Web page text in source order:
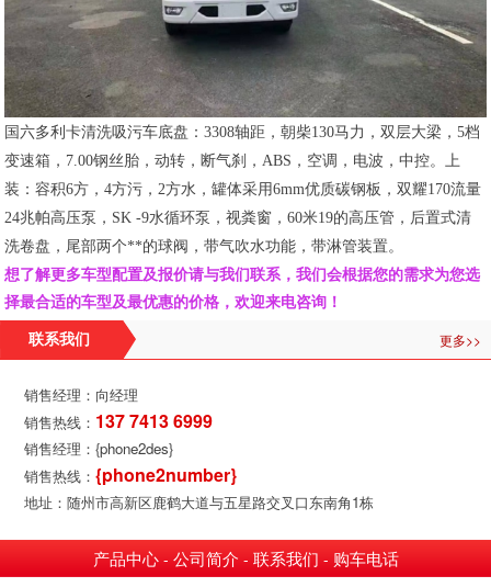
国六多利卡清洗吸污车底盘：3308轴距，朝柴130马力，双层大梁，5档
变速箱，7.00钢丝胎，动转，断气刹，ABS，空调，电波，中控。上
装：容积6方，4方污，2方水，罐体采用6mm优质碳钢板，双耀170流量
24兆帕高压泵，SK -9水循环泵，视粪窗，60米19的高压管，后置式清
洗卷盘，尾部两个**的球阀，带气吹水功能，带淋管装置。
想了解更多车型配置及报价请与我们联系，我们会根据您的需求为您选
择最合适的车型及最优惠的价格，欢迎来电咨询！
联系我们 更多>>
销售经理：向经理
销售热线： 137 7413 6999
销售经理：{phone2des}
销售热线：{phone2number}
地址：随州市高新区鹿鹤大道与五星路交叉口东南角1栋
产品中心- 公司简介 - 联系我们 - 购车电话